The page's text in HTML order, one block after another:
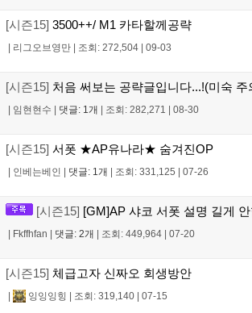
[시즌15] 3500++/ M1 카타할께공략
| 리그오브영만 | 조회: 272,504 | 09-03
[시즌15] 처음 써보는 공략글입니다...!(미숙 주
| 임현현수 | 댓글: 1개 | 조회: 282,271 | 08-30
[시즌15] 서폿 ★AP유나라★ 숨겨진OP
| 인베는베인 | 댓글: 1개 | 조회: 331,125 | 07-26
[시즌15] [GM]AP 샤코 서폿 설명 길게
| Fkffhfan | 댓글: 2개 | 조회: 449,964 | 07-20
[시즌15] 체급고자 신짜오 회생방안
| 잉잉잉힝 | 조회: 319,140 | 07-15